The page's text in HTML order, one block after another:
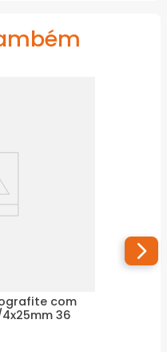
com
36